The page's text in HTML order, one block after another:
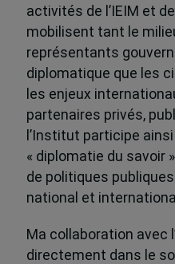
activités de l’IEIM et
mobilisent tant le
représentants
diplomatique que les
les enjeux
partenaires privés,
l’Institut participe
« diplomatie du savoir
de politiques
national et
Ma collaboration avec
directement dans le